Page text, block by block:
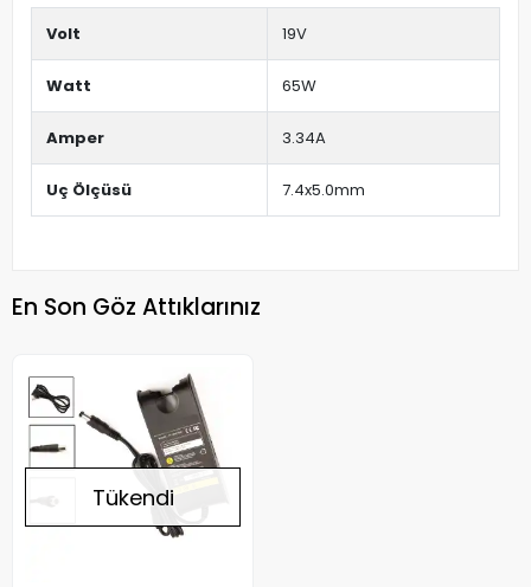
Volt 19V
Watt 65W
Amper 3.34A
Uç Ölçüsü 7.4x5.0mm
En Son Göz Attıklarınız
Tükendi